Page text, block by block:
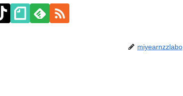
miyearnzzlabo